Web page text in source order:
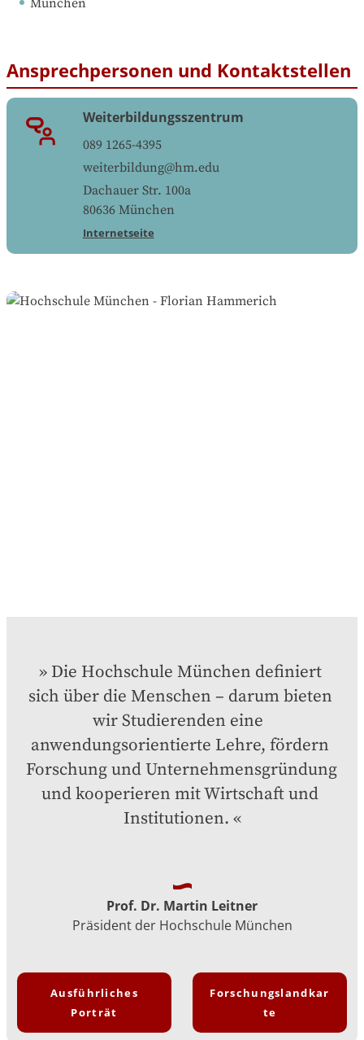
Ansprechpersonen und Kontaktstellen
Weiterbildungsszentrum
089 1265-4395
weiterbildung@hm.edu
Dachauer Str. 100a
80636 München
Internetseite
Die Hochschule München definiert
sich über die Menschen – darum bieten
wir Studierenden eine
anwendungsorientierte Lehre, fördern
Forschung und Unternehmensgründung
und kooperieren mit Wirtschaft und
Institutionen.
Prof. Dr. Martin Leitner
Präsident der Hochschule München
Ausführliches
Porträt
Forschungslandkar
te